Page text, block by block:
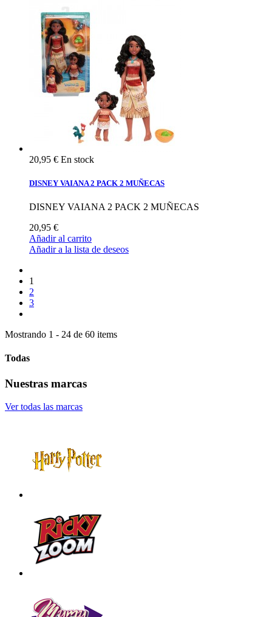
20,95 € En stock
DISNEY VAIANA 2 PACK 2 MUÑECAS
DISNEY VAIANA 2 PACK 2 MUÑECAS
20,95 €
Añadir al carrito
Añadir a la lista de deseos
1
2
3
Mostrando 1 - 24 de 60 items
Todas
Nuestras marcas
Ver todas las marcas